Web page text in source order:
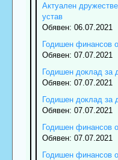
Актуален
устав
Обявен: 06.07.2021
Годишен финансов
Обявен: 07.07.2021
Годишен доклад за
Обявен: 07.07.2021
Годишен доклад за
Обявен: 07.07.2021
Годишен финансов
Обявен: 07.07.2021
Годишен финансов